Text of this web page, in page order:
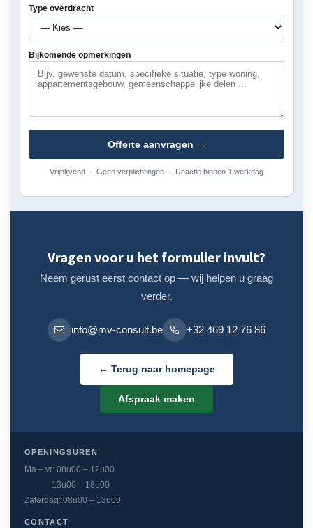
Type overdracht
Bijkomende opmerkingen
Offerte aanvragen →
Vrijblijvend · Geen verplichtingen · Reactie binnen 1 werkdag
Vragen voor u het formulier invult?
Neem gerust eerst contact op — wij helpen u graag
verder.
info@mv-consult.be +32 469 12 76 86
← Terug naar homepage
Afspraak maken
OPENINGSUREN
Ma – vr: 08u00 – 12u00
13u00 – 18u00
Zaterdag: 08u00 – 13u00
CONTACT